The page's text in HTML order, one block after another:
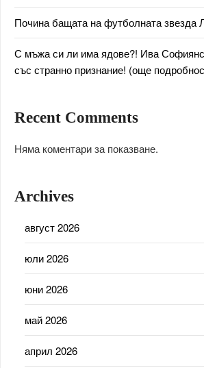
Почина бащата на футболната звезда
С мъжа си ли има ядове?! Ива
със странно признание! (още
Recent Comments
Няма коментари за показване.
Archives
август 2026
юли 2026
юни 2026
май 2026
април 2026